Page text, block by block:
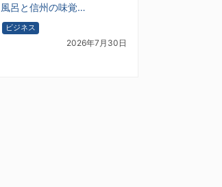
風呂と信州の味覚…
ビジネス
2026年7月30日